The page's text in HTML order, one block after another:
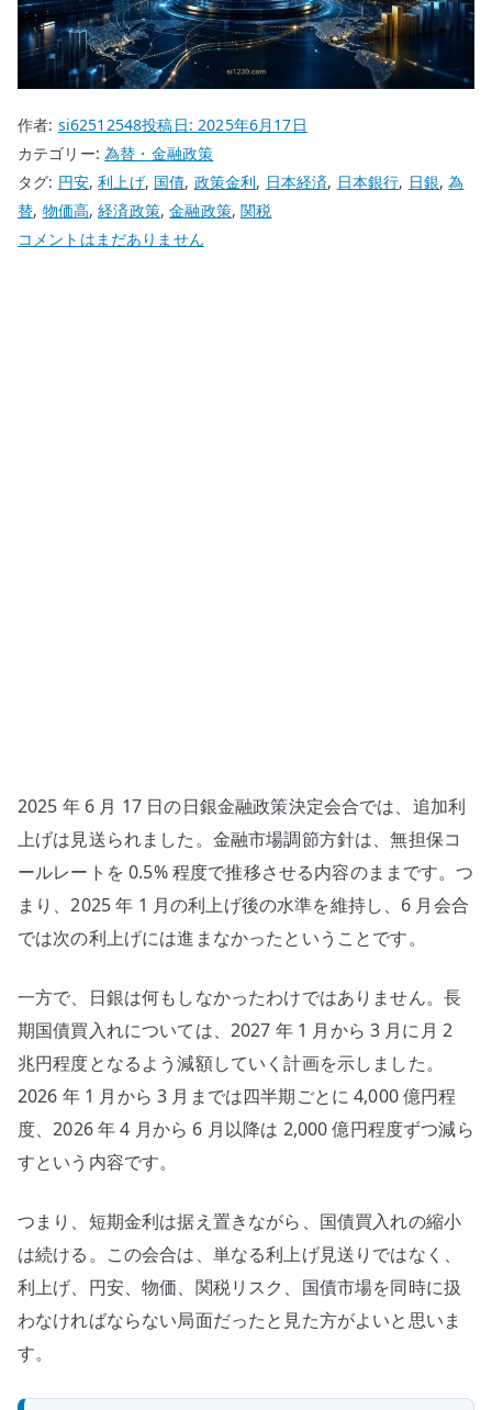
作者: si62512548投稿日:2025年6月17日
カテゴリー:為替・金融政策
タグ: 円安,利上げ, 国債, 政策金利, 日本経済, 日本銀行, 日銀,為
替, 物価高,経済政策,金融政策,関税
日
会
合、
0.5%
維
と
リ
ス
ク
へ
の
コメントはまだありません
2025 年 6 月 17 日の日銀金融政策決定会合では、追加利
上げは見送られました。金融市場調節方針は、無担保コ
ールレートを 0.5% 程度で推移させる内容のままです。つ
まり、2025 年 1 月の利上げ後の水準を維持し、6 月会合
では次の利上げには進まなかったということです。
一方で、日銀は何もしなかったわけではありません。長
期国債買入れについては、2027 年 1 月から 3 月に月 2
兆円程度となるよう減額していく計画を示しました。
2026 年 1 月から 3 月までは四半期ごとに 4,000 億円程
度、2026 年 4 月から 6 月以降は 2,000 億円程度ずつ減ら
すという内容です。
つまり、短期金利は据え置きながら、国債買入れの縮小
は続ける。この会合は、単なる利上げ見送りではなく、
利上げ、円安、物価、関税リスク、国債市場を同時に扱
わなければならない局面だったと見た方がよいと思いま
す。